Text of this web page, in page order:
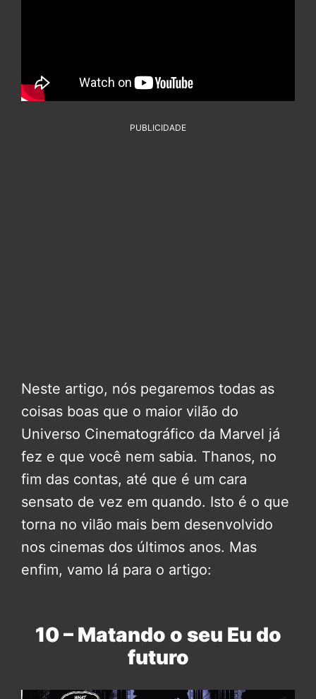
PUBLICIDADE
Neste artigo, nós pegaremos todas as
coisas boas que o maior vilão do
Universo Cinematográfico da Marvel já
fez e que você nem sabia. Thanos, no
fim das contas, até que é um cara
sensato de vez em quando. Isto é o que
torna no vilão mais bem desenvolvido
nos cinemas dos últimos anos. Mas
enfim, vamo lá para o artigo:
10 – Matando o seu Eu do
futuro